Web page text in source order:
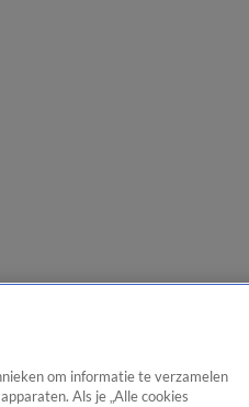
om informatie te verzamelen
Als je „Alle cookies